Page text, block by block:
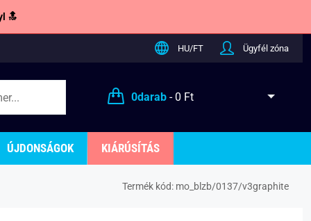
🔝
HU/FT Ügyfél zóna
0darab- 0 Ft
ÚJDONSÁGOK KIÁRÚSÍTÁS
Termék kód: mo_blzb/0137/v3graphite